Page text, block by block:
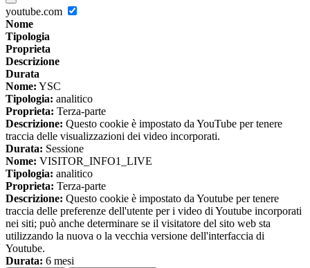
youtube.com
Nome
Tipologia
Proprieta
Descrizione
Durata
Nome: YSC
Tipologia: analitico
Proprieta: Terza-parte
Descrizione: Questo cookie è impostato da YouTube per tenere
traccia delle visualizzazioni dei video incorporati.
Durata: Sessione
Nome: VISITOR_INFO1_LIVE
Tipologia: analitico
Proprieta: Terza-parte
Descrizione: Questo cookie è impostato da Youtube per tenere
traccia delle preferenze dell'utente per i video di Youtube incorporati
nei siti; può anche determinare se il visitatore del sito web sta
utilizzando la nuova o la vecchia versione dell'interfaccia di
Youtube.
Durata: 6 mesi